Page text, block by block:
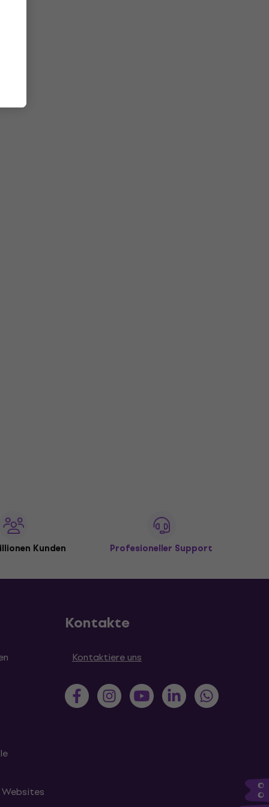
Kunden Profesioneller Support
Kontakte
Kontaktiere uns